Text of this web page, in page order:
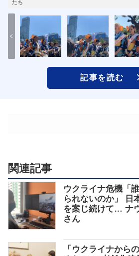
たち
記事を読む
関連記事
ウクライナ危機「
られないのか」 日
を案じ続けて… ナ
さん
「ウクライナから